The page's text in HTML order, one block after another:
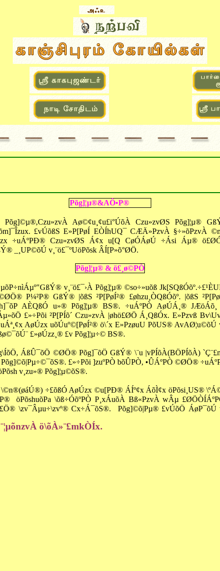
Põg]¦µ®&AÔ•P®
Põg]©µ®,Czu»zvÀ Aø©¢u¸¢u£i°ÚõÀ Czu»zvØS Põg]¦µ®
£vÚõßS E»P[PøÍ EÒÍhUQ¯ CÆÄ»PzvÀ §÷»õPzvÀ
÷uÁºPÐ® Czu»zvØS Á¢x u[Q CøÓÁøÚ ÷Ási Áµ®
_¸UP©õÚ v¸¨ö£¯ºUöPõsk ÂÍ[P»õ°ØÖ.
Põg]¦µ® & ö£¸ø©PÒ
v¸¨ö£¯›À Põg]¦µ® ©so÷»uõß
P¼²P® GßÝ® |õßS ²P[PøÍ²® £øhzu¸ÒQßÓõº. |õßS ²P[
]¯õP AÈQßÓ u»® Põg]¦µ® BS®. ÷uÁºPÒ AøÚÁ¸®
£»÷Põi ²P[PÍõ´ Czu»zvÀ |øhö£ØÖ Á¸QßÓx. E»Pzvß
AøÚzx uõÚuº©[PøÍ²® ö\´x E»PzøuU PõUS® AvAØ¦u©õÚ
£»øÚzz¸® £v Põg]¦µ÷© BS®.
ÁßÛ¯õÖ ©ØÖ® Põg]¯õÖ GßÝ® \¨u |vPÍõÀ(BÖPÍõÀ)
£»÷Põi ]zuºPÒ bõÛPÒ, •ÛÁºPÒ ©ØÖ®
v¸zu»® Põg]¦µ©õS®.
\©n®(øáÚ®) ÷£õßÓ AøÚzx ©u[PÐ® ÁÍº¢x ÁõÌ¢x öPõsi¸US®
öPõshuõPa \õß÷ÓõºPÒ P¸xÁuõÀ Bß«PzvÀ wÂµ
\zv¯Âµu÷\zvº® Cx÷Á¯õS®.
Põg]©õ|Pµ® £vÚõÖ ÁøP¯õÚ
ö\õÀ»¨£mkÒÍx.